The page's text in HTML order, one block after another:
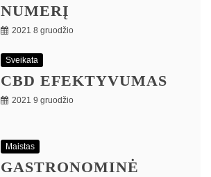
NUMERĮ
2021 8 gruodžio
Sveikata
CBD EFEKTYVUMAS
2021 9 gruodžio
Maistas
GASTRONOMINĖ